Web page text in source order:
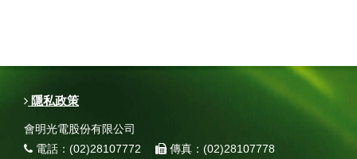
隱私政策
會明光電股份有限公司
電話：(02)28107772
傳真：(02)28107778